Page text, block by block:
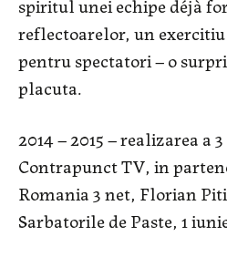
reflectoarelor, un
pentru spectatori – o
placuta.
2014 – 2015 – realizarea a
Contrapunct TV, in
Romania 3 net, Florian
Sarbatorile de Paste, 1